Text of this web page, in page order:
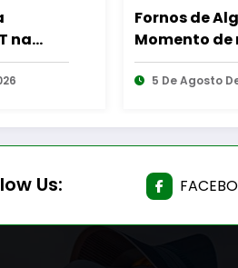
–
Uma
e
Guarda –
dos
cooperação
Bombeiros
4 De Agosto
Us: